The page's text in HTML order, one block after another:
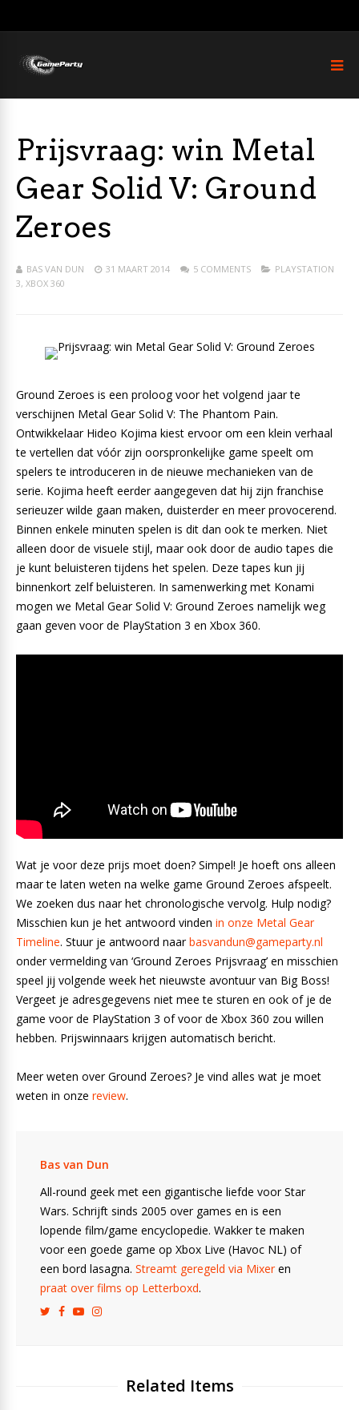
Prijsvraag: win Metal
Gear Solid V: Ground
Zeroes
BAS VAN DUN 31 MAART 2014 5 COMMENTS
PLAYSTATION
3, XBOX 360
Ground Zeroes is een proloog voor het volgend jaar te
verschijnen Metal Gear Solid V: The Phantom Pain.
Ontwikkelaar Hideo Kojima kiest ervoor om een klein verhaal
te vertellen dat vóór zijn oorspronkelijke game speelt om
spelers te introduceren in de nieuwe mechanieken van de
serie. Kojima heeft eerder aangegeven dat hij zijn franchise
serieuzer wilde gaan maken, duisterder en meer provocerend.
Binnen enkele minuten spelen is dit dan ook te merken. Niet
alleen door de visuele stijl, maar ook door de audio tapes die
je kunt beluisteren tijdens het spelen. Deze tapes kun jij
binnenkort zelf beluisteren. In samenwerking met Konami
mogen we Metal Gear Solid V: Ground Zeroes namelijk weg
gaan geven voor de PlayStation 3 en Xbox 360.
Wat je voor deze prijs moet doen? Simpel! Je hoeft ons alleen
maar te laten weten na welke game Ground Zeroes afspeelt.
We zoeken dus naar het chronologische vervolg. Hulp nodig?
Misschien kun je het antwoord vinden in onze Metal Gear
Timeline. Stuur je antwoord naarbasvandun@gameparty.nl
onder vermelding van ‘Ground Zeroes Prijsvraag’ en misschien
speel jij volgende week het nieuwste avontuur van Big Boss!
Vergeet je adresgegevens niet mee te sturen en ook of je de
game voor de PlayStation 3 of voor de Xbox 360 zou willen
hebben. Prijswinnaars krijgen automatisch bericht.
Meer weten over Ground Zeroes? Je vind alles wat je moet
weten in onze review.
Bas van Dun
All-round geek met een gigantische liefde voor Star
Wars. Schrijft sinds 2005 over games en is een
lopende film/game encyclopedie. Wakker te maken
voor een goede game op Xbox Live (Havoc NL) of
een bord lasagna. Streamt geregeld via Mixeren
praat over films op Letterboxd.
Related Items